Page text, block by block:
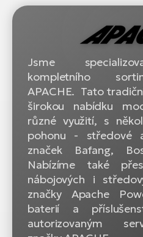
Jsme
kompletního
APACHE. Tato
širokou nabídku
různé využití, s
pohonu - středové
značek Bafang,
Nabízíme také
nábojových i
značky Apache
baterií a
autorizovaným